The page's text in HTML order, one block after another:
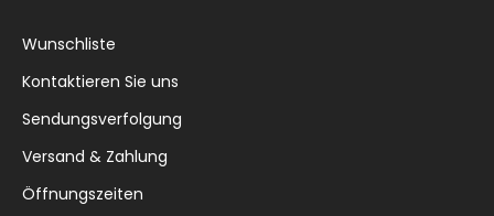
Wunschliste
Kontaktieren Sie uns
Sendungsverfolgung
Versand & Zahlung
Öffnungszeiten